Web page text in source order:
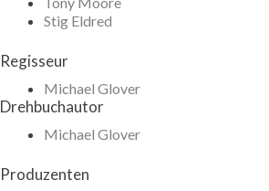
Stig Eldred
Regisseur
Michael Glover
Drehbuchautor
Michael Glover
Produzenten